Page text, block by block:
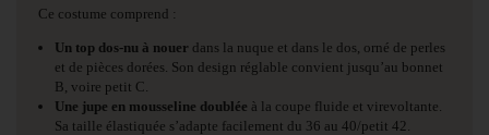
Ce costume comprend :
Un top dos-nu à nouer dans la nuque et dans le dos, orné de perles
et de pièces dorées. Son design réglable convient jusqu’au bonnet
B, voire petit C.
Une jupe en mousseline doublée à la coupe fluide et virevoltante.
Sa taille élastiquée s’adapte facilement du 36 au 40/petit 42.